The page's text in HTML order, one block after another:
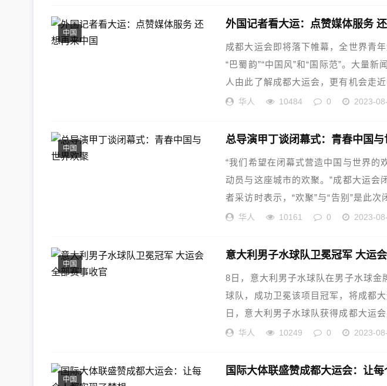
中国
外国记者看大运：点赞媒体服务
成都大运会即将落下帷幕，全世界青
“巴蜀韵”“中国风”和“国际范”。大量
人由此了解成都大运会，更有机会走
华人 10484 0 2023-
中国
总导演甲丁谈闭幕式：青春中国
“我们希望在闭幕式营造中国与世界的
动员与这座城市的欢聚。”成都大运会
者采访时表示，“欢聚”与“告别”是此
华人 10161 0 2023-
中国
意大利男子水球队卫冕冠军 大运
8日，意大利男子水球队在男子水球金
球队，成功卫冕该项目冠军，将成都
日，意大利男子水球队获得成都大运
的...华人 10249 0 2023-
中国
国际大体联盛赞成都大运会：让